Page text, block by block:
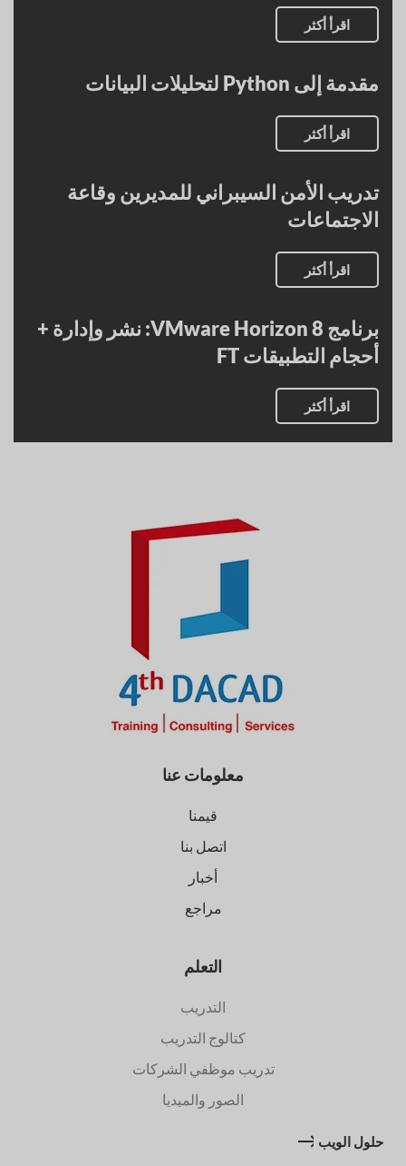
اقرأ أكثر
مقدمة إلى Python لتحليلات البيانات
اقرأ أكثر
تدريب الأمن السيبراني للمديرين وقاعة
الاجتماعات
اقرأ أكثر
برنامج VMware Horizon 8: نشر وإدارة +
أحجام التطبيقات FT
اقرأ أكثر
معلومات عنا
قيمنا
اتصل بنا
أخبار
مراجع
التعلم
التدريب
كتالوج التدريب
تدريب موظفي الشركات
الصور والميديا
حلول الويب